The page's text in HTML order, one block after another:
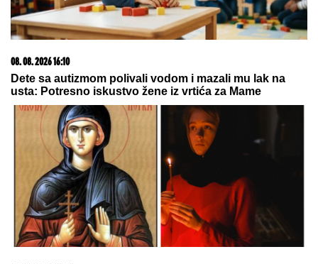
03. 08. 2026 13:23
Hibrid broj 1 koji osvaja Evropu, sada po specijalnoj
akcijskoj ceni od 19.990€ do 31.8.